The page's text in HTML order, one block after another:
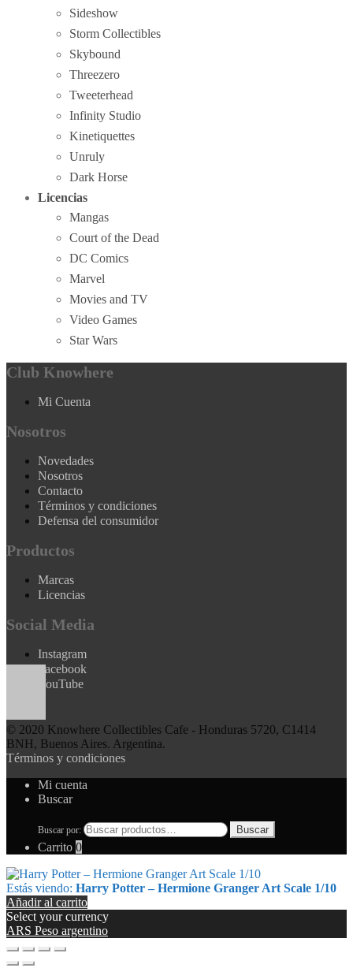
Sideshow
Storm Collectibles
Skybound
Threezero
Tweeterhead
Infinity Studio
Kinetiquettes
Unruly
Dark Horse
Licencias
Mangas
Court of the Dead
DC Comics
Marvel
Movies and TV
Video Games
Star Wars
Club Knowhere
Mi Cuenta
Nosotros
Novedades
Nosotros
Contacto
Términos y condiciones
Defensa del consumidor
Productos
Marcas
Licencias
Social Media
Instagram
Facebook
YouTube
© 2020 Knowhere Collectibles Cafe - Honduras 5720, C1414
BNH, Buenos Aires. Argentina.
Términos y condiciones
Mi cuenta
Buscar
Buscar por: Buscar
Carrito 0
Estás viendo: Harry Potter – Hermione Granger Art Scale 1/10
Añadir al carrito
Select your currency
ARS Peso argentino